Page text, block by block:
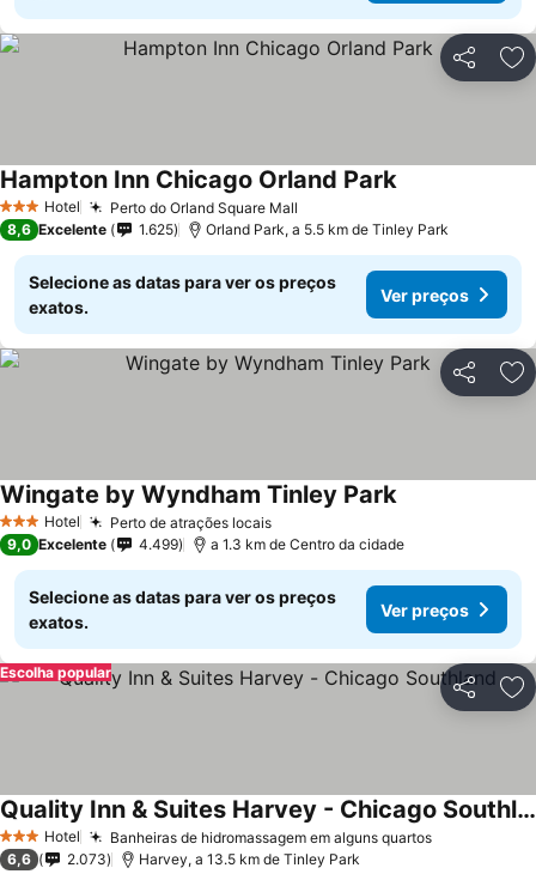
Partilhar
3 EstrelasHotel Perto do Orland Square Mall
Hampton Inn Chicago Orland Park
8,6 Excelente 1.625 Orland Park, a 5.5 km de Tinley Park
Selecione as datas para ver os preços
exatos.
Ver preços
Partilhar
3 EstrelasHotel Perto de atrações locais
Wingate by Wyndham Tinley Park
9,0 Excelente 4.499 a 1.3 km de Centro da cidade
Selecione as datas para ver os preços
exatos.
Ver preços
Partilhar
Escolha popular
3 EstrelasHotel Banheiras de hidromassagem em alguns quartos
Quality Inn & Suites Harvey - Chicago Southland
6,6 2.073 Harvey, a 13.5 km de Tinley Park